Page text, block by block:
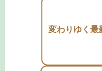
変わりゆく最